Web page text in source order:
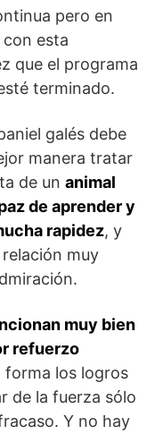
pero en
con esta
que el programa
terminado.
galés debe
manera tratar
de un animal
de aprender y
rapidez, y
muy
muy bien
refuerzo
forma los logros
de la fuerza sólo
Y no hay